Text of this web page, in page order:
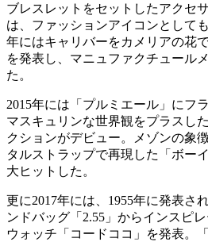
ブレスレットをセットしたアクセ
は、ファッションアイコンとして
年にはキャリバーをカメリアの花
を発表し、マニュファクチュール
た。
2015年には「プルミエール」にフ
マスキュリンな世界観をプラスし
クションがデビュー。メゾンの象
タルストラップで再現した「ボー
大ヒットした。
更に2017年には、1955年に発表さ
ンドバッグ「2.55」からインスピ
ウォッチ「コードココ」を発表。